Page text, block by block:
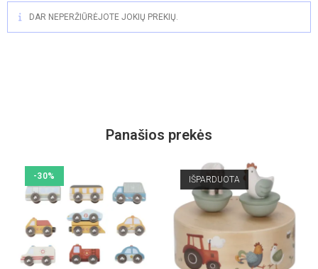
DAR NEPERŽIŪRĖJOTE JOKIŲ PREKIŲ.
Panašios prekės
-30% IŠPARDUOTA